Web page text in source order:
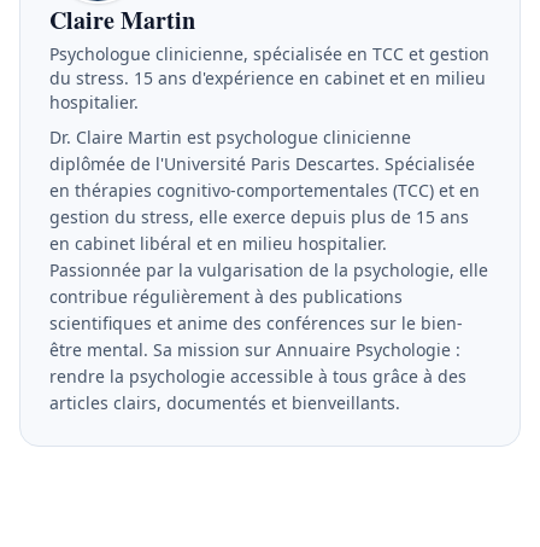
Claire Martin
Psychologue clinicienne, spécialisée en TCC et gestion
du stress. 15 ans d'expérience en cabinet et en milieu
hospitalier.
Dr. Claire Martin est psychologue clinicienne
diplômée de l'Université Paris Descartes. Spécialisée
en thérapies cognitivo-comportementales (TCC) et en
gestion du stress, elle exerce depuis plus de 15 ans
en cabinet libéral et en milieu hospitalier.
Passionnée par la vulgarisation de la psychologie, elle
contribue régulièrement à des publications
scientifiques et anime des conférences sur le bien-
être mental. Sa mission sur Annuaire Psychologie :
rendre la psychologie accessible à tous grâce à des
articles clairs, documentés et bienveillants.